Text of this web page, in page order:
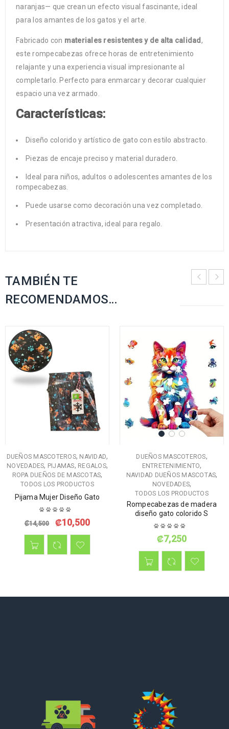
naranjas— que crean un efecto visual fascinante, ideal
para los amantes de los gatos y el arte.
Fabricado con materiales resistentes y de alta calidad ,
este rompecabezas ofrece horas de entretenimiento
relajante y una experiencia visual impresionante al
completarlo. Perfecto para enmarcar y decorar cualquier
espacio una vez armado.
Características:
Diseño colorido y artístico de gato con estilo abstracto.
Piezas de encaje preciso y material duradero.
Ideal para niños, adultos o adolescentes amantes de los
rompecabezas.
Puede usarse como decoración una vez completado.
Presentación atractiva, ideal para regalo.
TAMBIÉN TE
RECOMENDAMOS…
DUEÑOS MASCOTEROS, NAVIDAD,
NOVEDADES, PIJAMAS, REGALOS,
ROPA DUEÑOS DE MASCOTAS,
TODOS LOS PRODUCTOS
Pijama Mujer Diseño Gato
₡14,500 ₡10,500
DUEÑOS MASCOTEROS,
ENTRETENIMIENTO,
NAVIDAD DUEÑOS MASCOTAS,
NOVEDADES,
TODOS LOS PRODUCTOS
Rompecabezas de madera
diseño gato colorido S
₡7,250